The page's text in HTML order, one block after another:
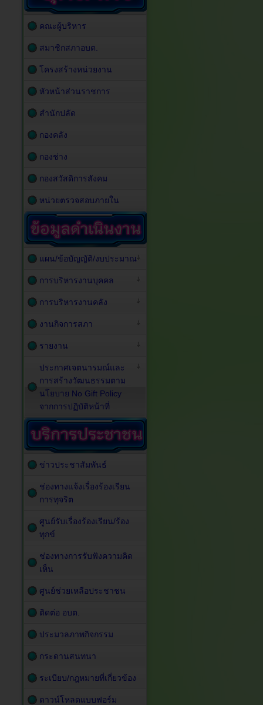
คณะผู้บริหาร
สมาชิกสภาอบต.
โครงสร้างหน่วยงาน
หัวหน้าส่วนราชการ
สำนักปลัด
กองคลัง
กองช่าง
กองสวัสดิการสังคม
หน่วยตรวจสอบภายใน
แผน/ข้อบัญญัติ/งบประมาณ
การบริหารงานบุคคล
การบริหารงานคลัง
งานกิจการสภา
รายงาน
ประกาศเจตนารมณ์และ
การสร้างวัฒนธรรมตาม
นโยบาย No Gift Policy
จากการปฏิบัติหน้าที่
ข่าวประชาสัมพันธ์
ช่องทางแจ้งเรื่องร้องเรียน
การทุจริต
ศูนย์รับเรื่องร้องเรียน/ร้อง
ทุกข์
ช่องทางการรับฟังความคิด
เห็น
ศูนย์ช่วยเหลือประชาชน
ติดต่อ อบต.
ประมวลภาพกิจกรรม
กระดานสนทนา
ระเบียบ/กฎหมายที่เกี่ยวข้อง
ดาวน์โหลดแบบฟอร์ม